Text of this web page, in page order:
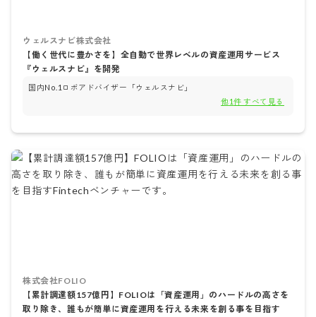
ウェルスナビ株式会社
【働く世代に豊かさを】全自動で世界レベルの資産運用サービス
『ウェルスナビ』を開発
国内No.1ロボアドバイザー「ウェルスナビ」
他1件 すべて見る
株式会社FOLIO
【累計調達額157億円】FOLIOは「資産運用」のハードルの高さを
取り除き、誰もが簡単に資産運用を行える未来を創る事を目指す